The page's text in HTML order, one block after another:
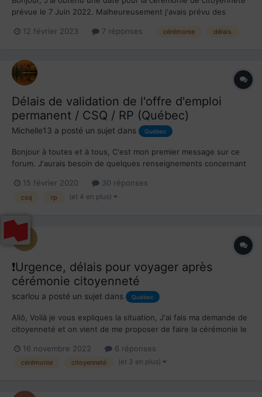
prévue le 7 Juin 2022. Malheureusement j'avais prévu des
temps d'obtenir un passeport. J'ai donc demandé à faire
12 février 2023 7 réponses cérémonie délais
Délais de validation de l'offre d'emploi
permanent / CSQ / RP (Québec)
Michelle13 a posté un sujet dans Québec
Bonjour à toutes et à tous, C'est mon premier message sur ce
forum. J'aurais besoin de quelques renseignements concernant
de signer un contrat permanent de professeur dans une
université québécoise. L'université a fait...
15 février 2020 30 réponses
csq rp (et 4 en plus)
❗️Urgence, délais pour voyager après
cérémonie citoyenneté
scarlou a posté un sujet dans Québec
Allô, Voilà je vous expliques la situation, J'ai fais ma demande de
citoyenneté et on vient de me proposer de faire la cérémonie le
24 décembre. Ma carte de résidence permanente est périmée et
j'ai fait la demand...
16 novembre 2022 6 réponses
cérémonie citoyenneté (et 3 en plus)